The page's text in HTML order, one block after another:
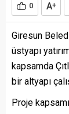
0 A+
Giresun
üstyapı
kapsamda
bir altyapı
Proje